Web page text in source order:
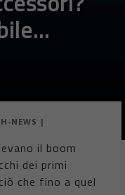
NEWS |
il boom
dei primi
che fino a quel